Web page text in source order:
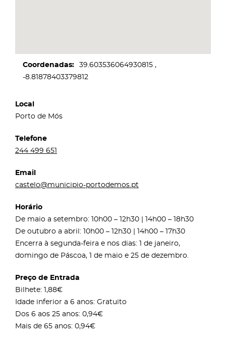
Coordenadas
39.603536064930815
-8.81878403379812
Local
Porto de Mós
Telefone
244 499 651
Email
castelo@municipio-portodemos.pt
Horário
De maio a setembro: 10h00 – 12h30 | 14h00 – 18h30
De outubro a abril: 10h00 – 12h30 | 14h00 – 17h30
Encerra à segunda-feira e nos dias: 1 de janeiro,
domingo de Páscoa, 1 de maio e 25 de dezembro.
Preço de Entrada
Bilhete: 1,88€
Idade inferior a 6 anos: Gratuito
Dos 6 aos 25 anos: 0,94€
Mais de 65 anos: 0,94€